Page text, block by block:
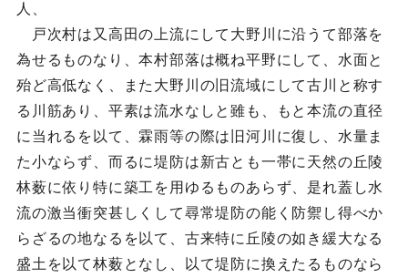
人、
戸次村は又高田の上流にして大野川に沿うて部落を
為せるものなり、本村部落は概ね平野にして、水面と
殆ど高低なく、また大野川の旧流域にして古川と称す
る川筋あり、平素は流水なしと雖も、もと本流の直径
に当れるを以て、霖雨等の際は旧河川に復し、水量ま
た小ならず、而るに堤防は新古とも一帯に天然の丘陵
林薮に依り特に築工を用ゆるものあらず、是れ蓋し水
流の激当衝突甚しくして尋常堤防の能く防禦し得べか
らざるの地なるを以て、古来特に丘陵の如き緩大なる
盛土を以て林薮となし、以て堤防に換えたるものなら